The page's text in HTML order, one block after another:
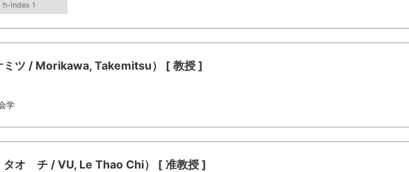
h-Index 1
ツ / Morikawa, Takemitsu） [ 教授 ]
学
チ / VU, Le Thao Chi） [ 准教授 ]